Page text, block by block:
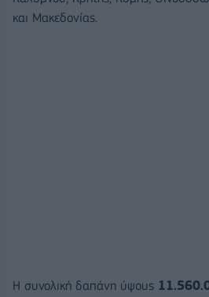
και Μακεδονίας.
Η συνολική δαπάνη ύψους